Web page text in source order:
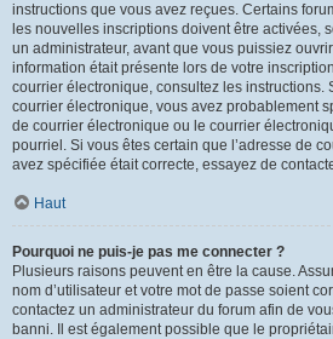
instructions que vous avez reçues. Certains
les nouvelles inscriptions doivent être activées,
un administrateur, avant que vous puissiez
information était présente lors de votre
courrier électronique, consultez les instructions.
courrier électronique, vous avez probablement
de courrier électronique ou le courrier
pourriel. Si vous êtes certain que l’adresse de
avez spécifiée était correcte, essayez de
Haut
Pourquoi ne puis-je pas me connecter ?
Plusieurs raisons peuvent en être la cause.
nom d’utilisateur et votre mot de passe soient
contactez un administrateur du forum afin de
banni. Il est également possible que le